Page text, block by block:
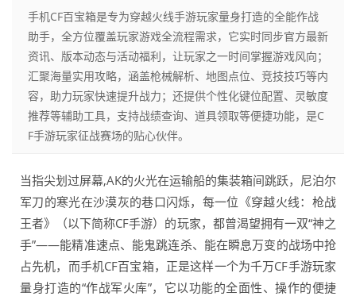
手机CF百宝箱是专为穿越火线手游玩家量身打造的全能作战
助手，全方位覆盖玩家游戏全流程需求，它实时同步官方最新
资讯、版本动态与活动福利，让玩家之一时间掌握游戏风向；
汇聚海量实用攻略，涵盖枪械解析、地图点位、竞技技巧等内
容，助力玩家快速提升战力；还提供个性化键位配置、灵敏度
推荐等辅助工具，支持战绩查询、道具领取等便捷功能，是C
F手游玩家征战赛场的贴心伙伴。
当指尖划过屏幕,AK的火光在运输船的集装箱间跳跃，尼泊尔
军刀的寒光在沙漠灰的巷口闪烁，每一位《穿越火线：枪战
王者》（以下简称CF手游）的玩家，都曾渴望拥有一双“神之
手”——能精准速点、能鬼跳连杀、能在瞬息万变的战场中抢
占先机，而手机CF百宝箱，正是这样一个为千万CF手游玩家
量身打造的“作战军火库”，它以功能的全面性、操作的便捷